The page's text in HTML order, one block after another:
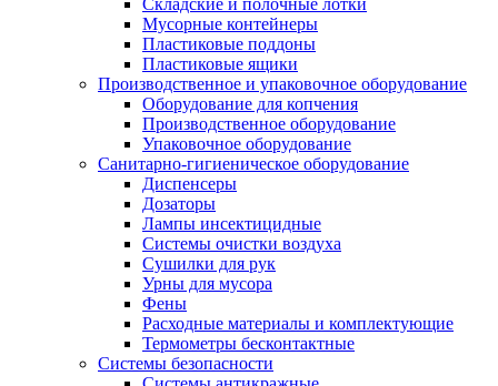
Складские и полочные лотки
Мусорные контейнеры
Пластиковые поддоны
Пластиковые ящики
Производственное и упаковочное оборудование
Оборудование для копчения
Производственное оборудование
Упаковочное оборудование
Санитарно-гигиеническое оборудование
Диспенсеры
Дозаторы
Лампы инсектицидные
Системы очистки воздуха
Сушилки для рук
Урны для мусора
Фены
Расходные материалы и комплектующие
Термометры бесконтактные
Системы безопасности